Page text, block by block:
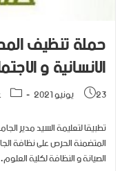
حملة تنظيف
الانسانية و
23 يونيو 2021
المتضمنة الحرص على نظافة
الصيانة و النظافة لكلية